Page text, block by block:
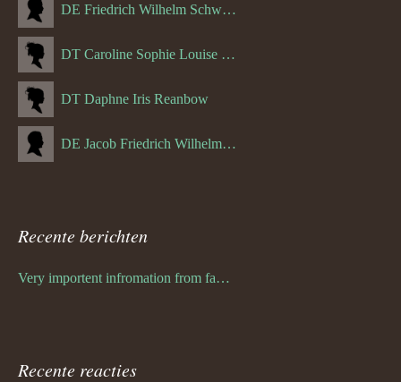
DE Friedrich Wilhelm Schwulst
DT Caroline Sophie Louise Schreuder born Schwulst (13-05-1866)
DT Daphne Iris Reanbow
DE Jacob Friedrich Wilhelm Hurth
Recente berichten
Very importent infromation from family Schwulst
Recente reacties